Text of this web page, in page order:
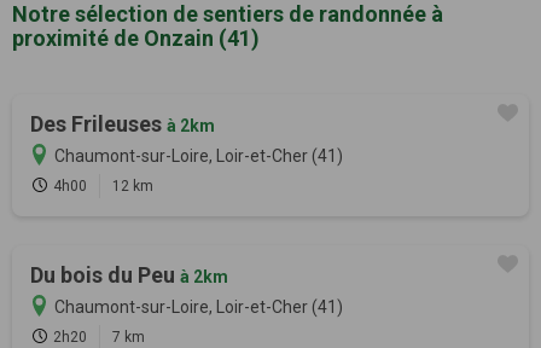
Notre sélection de sentiers de randonnée à
proximité de Onzain (41)
Des Frileuses à 2km
Chaumont-sur-Loire, Loir-et-Cher (41)
4h00 12 km
Du bois du Peu à 2km
Chaumont-sur-Loire, Loir-et-Cher (41)
2h20 7 km